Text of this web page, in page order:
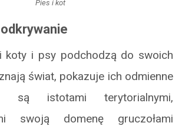
Pies i kot
koty i psy podchodzą do swoich
świat, pokazuje ich odmienne
są istotami terytorialnymi,
swoją domenę gruczołami